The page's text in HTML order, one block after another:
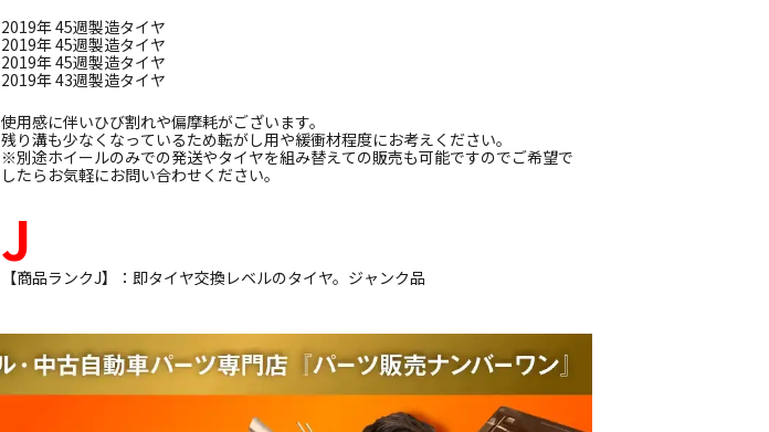
2019年 45週製造タイヤ
2019年 45週製造タイヤ
2019年 45週製造タイヤ
2019年 43週製造タイヤ
使用感に伴いひび割れや偏摩耗がございます。
残り溝も少なくなっているため転がし用や緩衝材程度にお考えください。
※別途ホイールのみでの発送やタイヤを組み替えての販売も可能ですのでご希望で
したらお気軽にお問い合わせください。
J
【商品ランクJ】：即タイヤ交換レベルのタイヤ。ジャンク品